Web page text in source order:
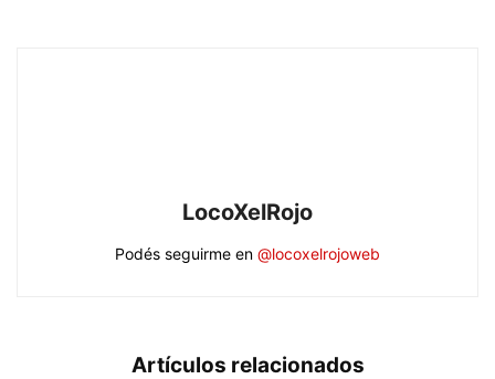
LocoXelRojo
Podés seguirme en @locoxelrojoweb
Artículos relacionados